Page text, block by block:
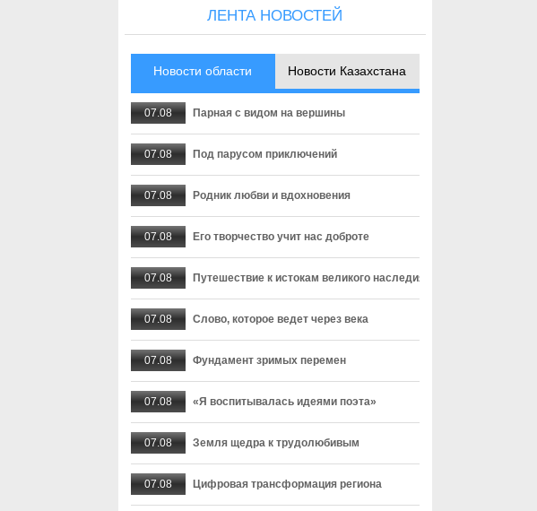
ЛЕНТА НОВОСТЕЙ
Новости области Новости Казахстана
07.08 Парная с видом на вершины
07.08 Под парусом приключений
07.08 Родник любви и вдохновения
07.08 Его творчество учит нас доброте
07.08 Путешествие к истокам великого наследия
07.08 Слово, которое ведет через века
07.08 Фундамент зримых перемен
07.08 «Я воспитывалась идеями поэта»
07.08 Земля щедра к трудолюбивым
07.08 Цифровая трансформация региона